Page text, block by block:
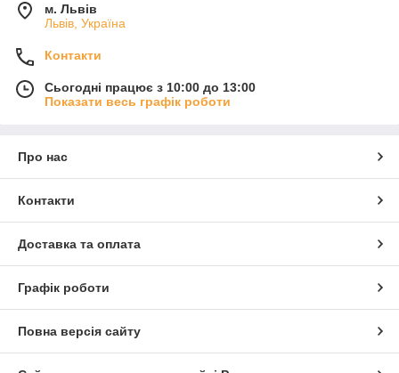
м. Львів
Львів, Україна
Контакти
Сьогодні працює з 10:00 до 13:00
Показати весь графік роботи
Про нас
Контакти
Доставка та оплата
Графік роботи
Повна версія сайту